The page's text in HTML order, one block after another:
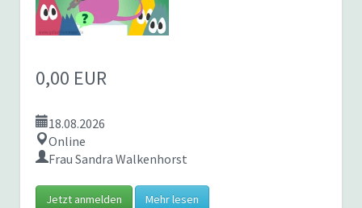
0,00 EUR
18.08.2026
Online
Frau Sandra Walkenhorst
Jetzt anmelden Mehr lesen